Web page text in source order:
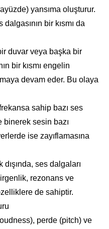
yansıma oluşturur.
bir kısmı da
duvar veya başka bir
bir kısmı engelin
devam eder. Bu olaya
sahip bazı ses
binerek sesin bazı
ise zayıflamasına
ses dalgaları
rezonans ve
de sahiptir.
perde (pitch) ve